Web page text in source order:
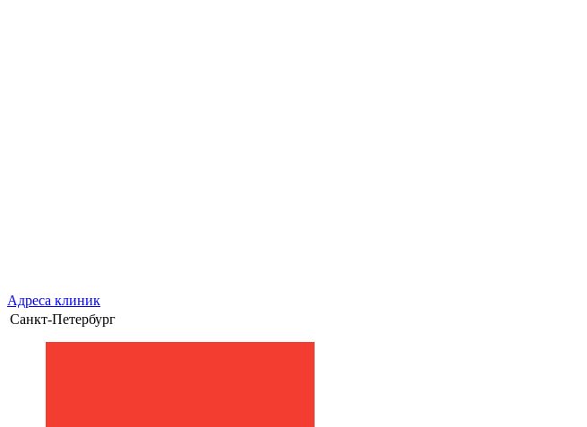
Адреса клиник
Санкт-Петербург